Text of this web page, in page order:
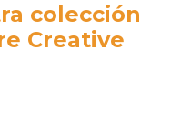
colección
Creative